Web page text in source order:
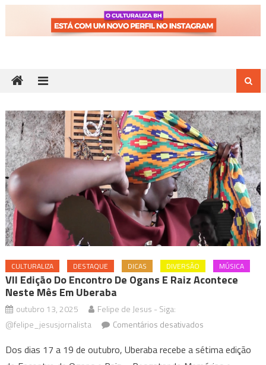
CULTURALIZA DESTAQUE DICAS DIVERSÃO MÚSICA
VII Edição Do Encontro De Ogans E Raiz Acontece
Neste Mês Em Uberaba
outubro 13, 2025
Felipe de Jesus - Siga:
@felipe_jesusjornalista
Comentários desativadosem
Edição
Dos dias 17 a 19 de outubro, Uberaba recebe a sétima edição